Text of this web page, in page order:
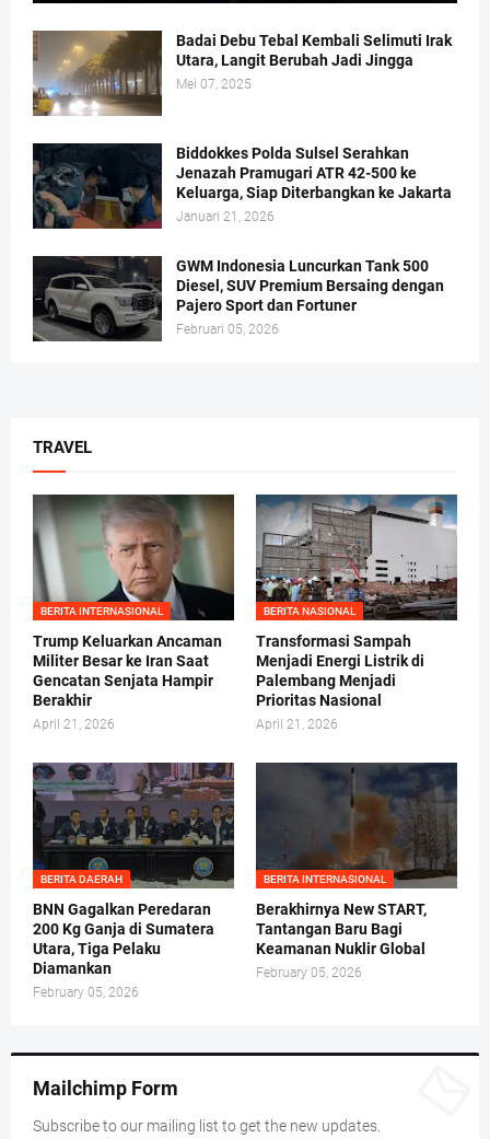
Badai Debu Tebal Kembali Selimuti Irak
Utara, Langit Berubah Jadi Jingga
Mei 07, 2025
Biddokkes Polda Sulsel Serahkan
Jenazah Pramugari ATR 42-500 ke
Keluarga, Siap Diterbangkan ke Jakarta
Januari 21, 2026
GWM Indonesia Luncurkan Tank 500
Diesel, SUV Premium Bersaing dengan
Pajero Sport dan Fortuner
Februari 05, 2026
TRAVEL
BERITA INTERNASIONAL
Trump Keluarkan Ancaman
Militer Besar ke Iran Saat
Gencatan Senjata Hampir
Berakhir
April 21, 2026
BERITA NASIONAL
Transformasi Sampah
Menjadi Energi Listrik di
Palembang Menjadi
Prioritas Nasional
April 21, 2026
BERITA DAERAH
BNN Gagalkan Peredaran
200 Kg Ganja di Sumatera
Utara, Tiga Pelaku
Diamankan
February 05, 2026
BERITA INTERNASIONAL
Berakhirnya New START,
Tantangan Baru Bagi
Keamanan Nuklir Global
February 05, 2026
Mailchimp Form
Subscribe to our mailing list to get the new updates.